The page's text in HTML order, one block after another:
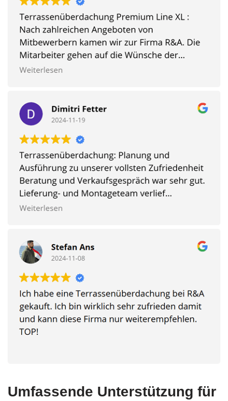
Umfassende Unterstützung für